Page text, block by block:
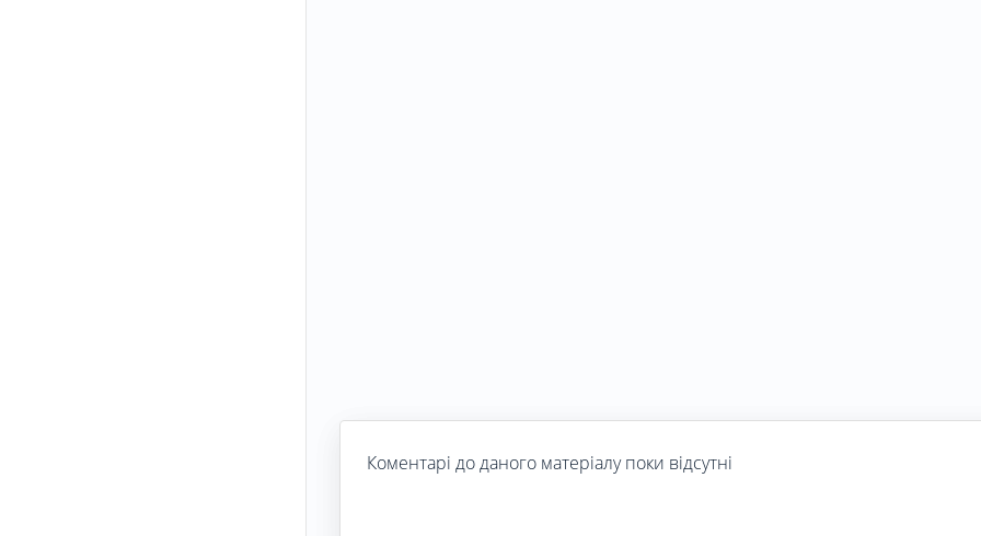
Коментарі до даного матеріалу поки відсутні